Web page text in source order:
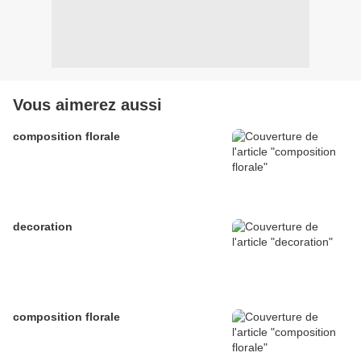
Vous aimerez aussi
composition florale
decoration
composition florale